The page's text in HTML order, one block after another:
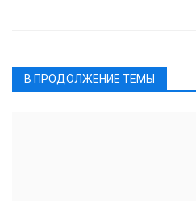
В ПРОДОЛЖЕНИЕ ТЕМЫ